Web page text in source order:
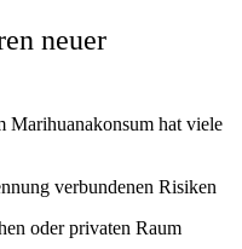
neuer
Marihuanakonsum hat viele
verbundenen Risiken
oder privaten Raum